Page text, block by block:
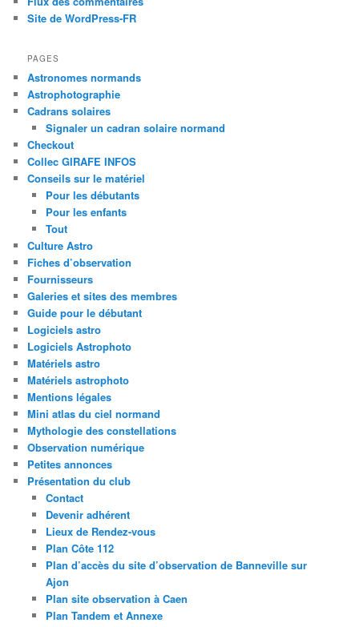
Site de WordPress-FR
PAGES
Astronomes normands
Astrophotographie
Cadrans solaires
Signaler un cadran solaire normand
Checkout
Collec GIRAFE INFOS
Conseils sur le matériel
Pour les débutants
Pour les enfants
Tout
Culture Astro
Fiches d’observation
Fournisseurs
Galeries et sites des membres
Guide pour le débutant
Logiciels astro
Logiciels Astrophoto
Matériels astro
Matériels astrophoto
Mentions légales
Mini atlas du ciel normand
Mythologie des constellations
Observation numérique
Petites annonces
Présentation du club
Contact
Devenir adhérent
Lieux de Rendez-vous
Plan Côte 112
Plan d’accès du site d’observation de Banneville sur
Ajon
Plan site observation à Caen
Plan Tandem et Annexe